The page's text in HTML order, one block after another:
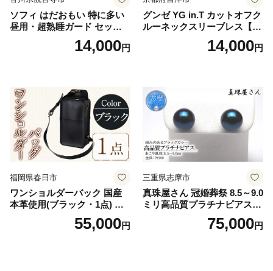
ソフィ はだおもい 特に多い
昼用・超熟睡ガード セット
羽付き ナプキン 生理用品 サ
ニタリー ユニ・チャーム
14,000円
グンゼ YG in.T カットオフク
ルーネックスリーブレス【Y
V2618P】Lサイズ クリアベ
ージュ3枚セット [№5716-04
14,000円
福岡県春日市
ワンショルダーバック 国産
本革使用(ブラック・1点) 鞄
バック バッグ カバン レザー
国産 日本製 牛革 黒 革 革製
55,000円
三重県志摩市
真珠屋さん 冠婚葬祭 8.5～9.0
ミリ高品質プラチナピアス P
t900 志摩産アコヤ真珠 ブラ
ックパール 黒真珠75,000円